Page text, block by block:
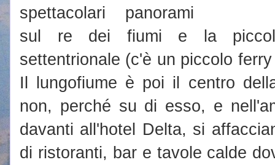
spettacolari panorami
sul re dei fiumi e la
settentrionale (c'è un piccolo
Il lungofiume è poi il centro
non, perché su di esso, e
davanti all'hotel Delta, si
di ristoranti, bar e tavole calde